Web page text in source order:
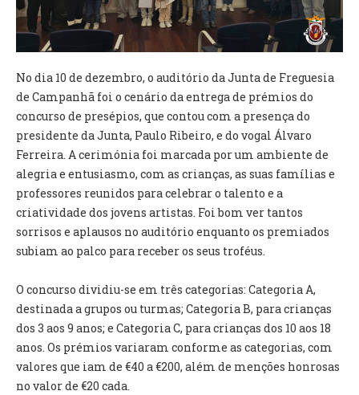
VÍDEOS
AUTARQUIA
CONSTITUIÇÃO
PRESIDENTE
EXECUTIVO E PELOUROS
ASSEMBLEIA DE FREGUESIA
GRAVAÇÕES DAS REUNIÕES PÚBLICAS DO EXECUTIVO
EDITAIS
REGULAMENTOS E TAXAS
PLANO E ORÇAMENTO
RELATÓRIO E CONTAS
INVENTÁRIO
RECRUTAMENTO PESSOAL
No dia 10 de dezembro, o auditório da Junta de Freguesia
de Campanhã foi o cenário da entrega de prémios do
concurso de presépios, que contou com a presença do
presidente da Junta, Paulo Ribeiro, e do vogal Álvaro
Ferreira. A cerimónia foi marcada por um ambiente de
alegria e entusiasmo, com as crianças, as suas famílias e
professores reunidos para celebrar o talento e a
criatividade dos jovens artistas. Foi bom ver tantos
sorrisos e aplausos no auditório enquanto os premiados
subiam ao palco para receber os seus troféus.
O concurso dividiu-se em três categorias: Categoria A,
destinada a grupos ou turmas; Categoria B, para crianças
dos 3 aos 9 anos; e Categoria C, para crianças dos 10 aos 18
anos. Os prémios variaram conforme as categorias, com
valores que iam de €40 a €200, além de menções honrosas
no valor de €20 cada.